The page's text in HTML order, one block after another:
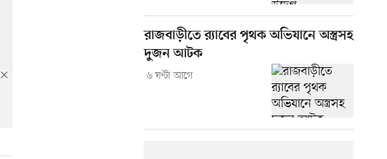
রাজবাড়ীতে র‍্যাবের পৃথক অভিযানে অস্ত্রসহ
দুজন আটক
৬ ঘণ্টা আগে